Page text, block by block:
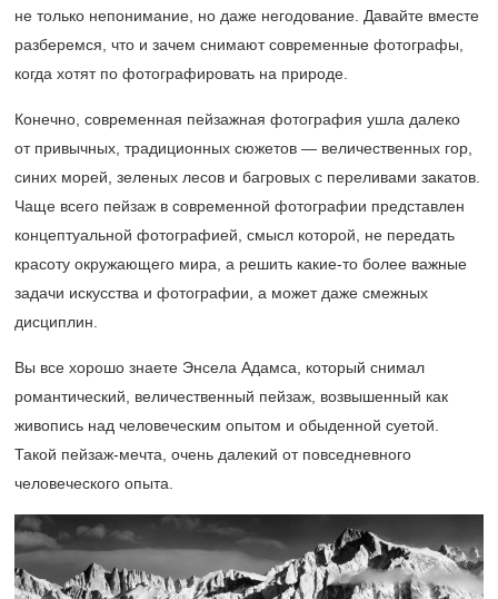
не только непонимание, но даже негодование. Давайте вместе
разберемся, что и зачем снимают современные фотографы,
когда хотят по фотографировать на природе.
Конечно, современная пейзажная фотография ушла далеко
от привычных, традиционных сюжетов — величественных гор,
синих морей, зеленых лесов и багровых с переливами закатов.
Чаще всего пейзаж в современной фотографии представлен
концептуальной фотографией, смысл которой, не передать
красоту окружающего мира, а решить какие-то более важные
задачи искусства и фотографии, а может даже смежных
дисциплин.
Вы все хорошо знаете Энсела Адамса, который снимал
романтический, величественный пейзаж, возвышенный как
живопись над человеческим опытом и обыденной суетой.
Такой пейзаж-мечта, очень далекий от повседневного
человеческого опыта.